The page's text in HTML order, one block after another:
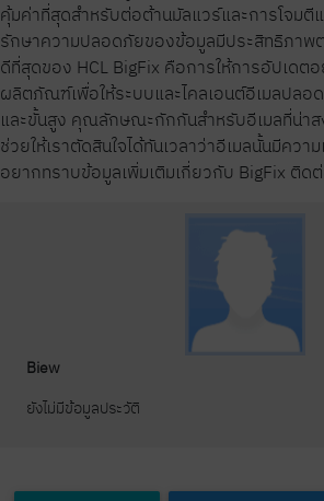
คุ้มค่าที่สุดสำหรับต่อต้านมัลแวร์และการโจมตี
รักษาความปลอดภัยของข้อมูลมีประสิทธิภา
ดีที่สุดของ HCL BigFix คือการให้การอัปเดต
ผลิตภัณฑ์เพื่อให้ระบบและไคลเอนต์อีเมลปล
และขั้นสูง คุณลักษณะกักกันสำหรับอีเมลที่น่าส
ช่วยให้เราตัดสินใจได้ทันเวลาว่าอีเมลนั้นมีควา
อยากทราบข้อมูลเพิ่มเติมเกี่ยวกับ BigFix ติดต่
Biew
ยังไม่มีข้อมูลประวัติ